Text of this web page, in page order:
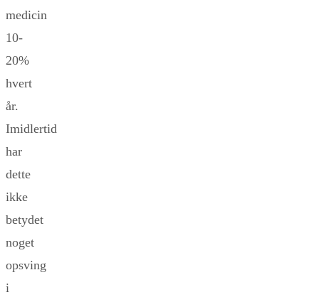
medicin
10-
20%
hvert
år.
Imidlertid
har
dette
ikke
betydet
noget
opsving
i